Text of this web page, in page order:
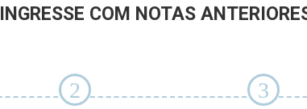
INGRESSE COM NOTAS
2 3